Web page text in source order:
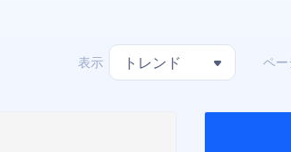
表示 トレンド ペー